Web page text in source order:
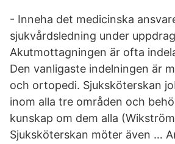
- Inneha det medicinska
sjukvårdsledning under
Akutmottagningen är ofta
Den vanligaste indelningen är
och ortopedi. Sjuksköterskan
inom alla tre områden och
kunskap om dem alla
Sjuksköterskan möter även …